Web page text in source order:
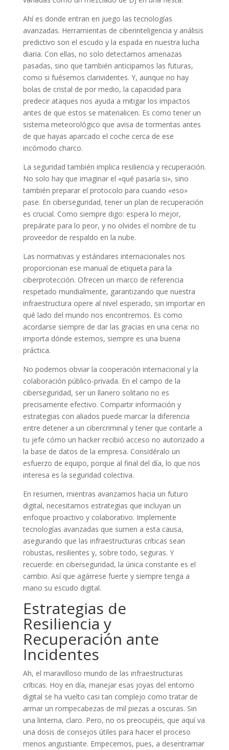
Ahí es donde entran en juego las tecnologías
avanzadas. Herramientas de ciberinteligencia y análisis
predictivo son el escudo y la espada en nuestra lucha
diaria. Con ellas, no solo detectamos amenazas
pasadas, sino que también anticipamos las futuras,
como si fuésemos clarividentes. Y, aunque no hay
bolas de cristal de por medio, la capacidad para
predecir ataques nos ayuda a mitigar los impactos
antes de que estos se materialicen. Es como tener un
sistema meteorológico que avisa de tormentas antes
de que hayas aparcado el coche cerca de ese
incómodo charco.
La seguridad también implica resiliencia y recuperación.
No solo hay que imaginar el «qué pasaría si», sino
también preparar el protocolo para cuando «eso»
pase. En ciberseguridad, tener un plan de recuperación
es crucial. Como siempre digo: espera lo mejor,
prepárate para lo peor, y no olvides el nombre de tu
proveedor de respaldo en la nube.
Las normativas y estándares internacionales nos
proporcionan ese manual de etiqueta para la
ciberprotección. Ofrecen un marco de referencia
respetado mundialmente, garantizando que nuestra
infraestructura opere al nivel esperado, sin importar en
qué lado del mundo nos encontremos. Es como
acordarse siempre de dar las gracias en una cena: no
importa dónde estemos, siempre es una buena
práctica.
No podemos obviar la cooperación internacional y la
colaboración público-privada. En el campo de la
ciberseguridad, ser un llanero solitario no es
precisamente efectivo. Compartir información y
estrategias con aliados puede marcar la diferencia
entre detener a un cibercriminal y tener que contarle a
tu jefe cómo un hacker recibió acceso no autorizado a
la base de datos de la empresa. Considéralo un
esfuerzo de equipo, porque al final del día, lo que nos
interesa es la seguridad colectiva.
En resumen, mientras avanzamos hacia un futuro
digital, necesitamos estrategias que incluyan un
enfoque proactivo y colaborativo. Implemente
tecnologías avanzadas que sumen a esta causa,
asegurando que las infraestructuras críticas sean
robustas, resilientes y, sobre todo, seguras. Y
recuerde: en ciberseguridad, la única constante es el
cambio. Así que agárrese fuerte y siempre tenga a
mano su escudo digital.
Estrategias de
Resiliencia y
Recuperación ante
Incidentes
Ah, el maravilloso mundo de las infraestructuras
críticas. Hoy en día, manejar esas joyas del entorno
digital se ha vuelto casi tan complejo como tratar de
armar un rompecabezas de mil piezas a oscuras. Sin
una linterna, claro. Pero, no os preocupéis, que aquí va
una dosis de consejos útiles para hacer el proceso
menos angustiante. Empecemos, pues, a desentramar